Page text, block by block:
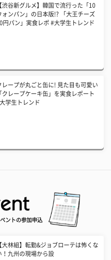
渋谷新グルメ】韓国で流行った「10
ォンパン」の日本版!? 「大王チーズ
円パン」実食レポ #大学生トレンド
レープが丸ごと缶に! 見た目も可愛い
クレープケーキ缶」を実食レポート
学生トレンド
ントの参加申込
大林組】転勤&ジョブローテは怖くな
！九州の現場から設